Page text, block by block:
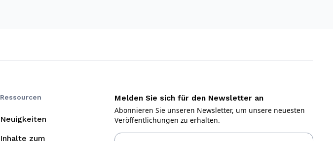
Ressourcen
Neuigkeiten
Inhalte zum
Melden Sie sich für den Newsletter an
Abonnieren Sie unseren Newsletter, um unsere neuesten
Veröffentlichungen zu erhalten.